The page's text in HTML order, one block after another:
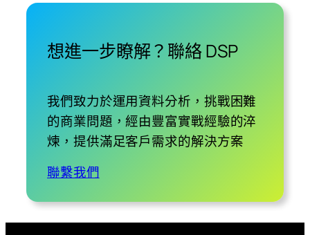
想進一步瞭解？聯絡 DSP
我們致力於運用資料分析，挑戰困難
的商業問題，經由豐富實戰經驗的淬
煉，提供滿足客戶需求的解決方案
聯繫我們